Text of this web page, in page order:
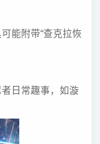
能附带“查克拉恢
日常趣事，如漩